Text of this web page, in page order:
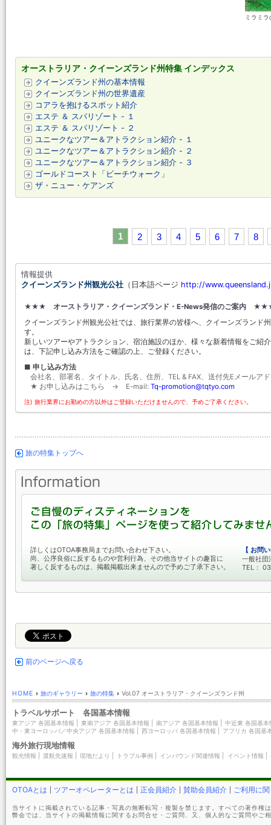
ミラミ
オーストラリア・クイーンズランド州特集 インデックス
クイーンズランド州の基本情報
クイーンズランド州の世界遺産
コアラを抱けるスポット紹介
エステ ＆ スパリゾート - １
エステ ＆ スパリゾート - ２
ユニークなツアー＆アトラクション紹介 - １
ユニークなツアー＆アトラクション紹介 - ２
ユニークなツアー＆アトラクション紹介 - ３
ゴールドコースト「ビーチウォーク」
ザ・ニュー・ケアンズ
1 2 3 4 5 6 7 8
情報提供
クイーンズランド州観光公社 （日本語ページ http://
★★★ オーストラリア・クイーンズランド・E-News発信のご案内
クイーンズランド州観光公社では、旅行業界の皆様へ、クイーンズランド
す。
新しいツアーやアトラクション、宿泊施設のほか、様々な新着情報をご紹
は、下記申し込み方法をご確認の上、ご登録ください。
■ 申し込み方法
会社名、部署名、タイトル、氏名、住所、TEL & FAX、送付先Eメールア
★ お申し込みはこちら → E-mail: Tq-promotion@tqtyo.com
注) 旅行業界にお勤めの方以外はご登録いただけませんので、予めご了承ください。
旅の特集トップへ
詳しくはOTOA事務局までお問い合わせ下さい。
尚、公序良俗に反するものや営利行為、その他当サイトの趣旨に
著しく反するものは、掲載掲載出来ませんので予めご了承下さい。
【 お問
一般社
TEL：
前のページへ戻る
HOME › 旅のギャラリー › 旅の特集 › Vol.07 オーストラリア・クイーンズランド州
トラベルサポート 各国基本情報
東アジア 各国基本情報 東南アジア 各国基本情報 南アジア 各国基本情報
中近東 各国基本
中・東ヨーロッパ／中央アジア 各国基本情報
西ヨーロッパ 各国基本情報 アフリカ 各国基
海外旅行現地情報
観光情報 渡航先速報 現地だより トラブル事例 インバウンド関連情報 イベント情報
OTOAとは ツアーオペレーターとは 正会員紹介 賛助会員紹介 ご利用に
当サイトに掲載されている記事・写真の無断転写・複製を禁じます。すべての著作権
弊会では、当サイトの掲載情報に関するお問合せ・ご質問、又、個人的なご質問やご